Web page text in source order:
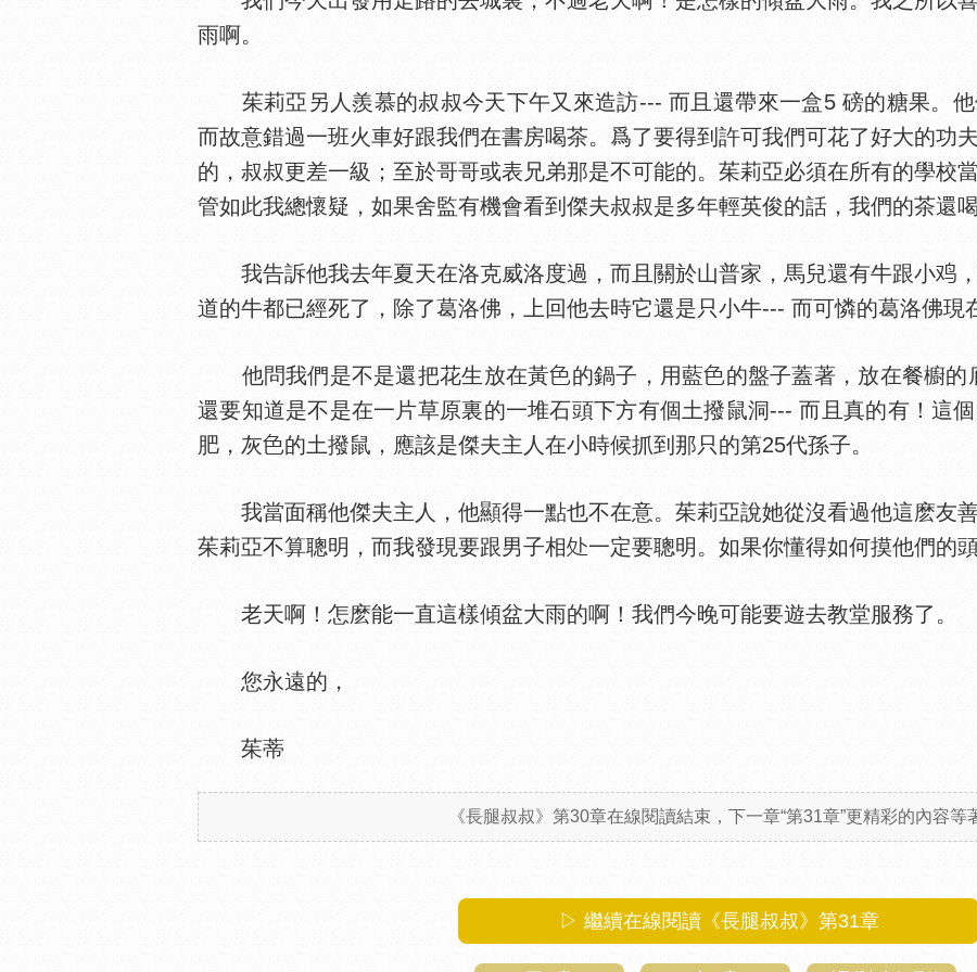
雨啊。
茱莉亞另人羨慕的叔叔今天下午又來造訪--- 而且還帶來一盒5 磅的糖果。他
而故意錯過一班火車好跟我們在書房喝茶。爲了要得到許可我們可花了好大的功
的，叔叔更差一級；至於哥哥或表兄弟那是不可能的。茱莉亞必須在所有的學校
管如此我總懷疑，如果舍監有機會看到傑夫叔叔是多年輕英俊的話，我們的茶還喝
我告訴他我去年夏天在洛克威洛度過，而且關於山普家，馬兒還有牛跟小
道的牛都已經死了，除了葛洛佛，上回他去時它還是只小牛--- 而可憐的葛洛佛現
他問我們是不是還把花生放在黃 的鍋子，用藍
的盤子蓋著，放在餐櫥
還要知道是不是在一片草原裏的一堆石頭下方有個土撥鼠洞--- 而且真的有！這
肥，灰
的土撥鼠，應該是傑夫主人在小時候抓到那只的第25代孫子。
我當面稱他傑夫主人，他顯得一點也不在意。茱莉亞說她從沒看過他這麽友
茱莉亞不算聰明，而我發現要跟男子相
一定要聰明。如果你懂得如何摸他們的
老天啊！怎麽能一直這樣傾盆大雨的啊！我們今晚可能要遊去教堂服務了。
您永遠的，
茱蒂
《長腿叔叔》第30章在線閱讀結束，下一章“第31章”更精彩的內容等
▷ 繼續在線閱讀《長腿叔叔》第31章